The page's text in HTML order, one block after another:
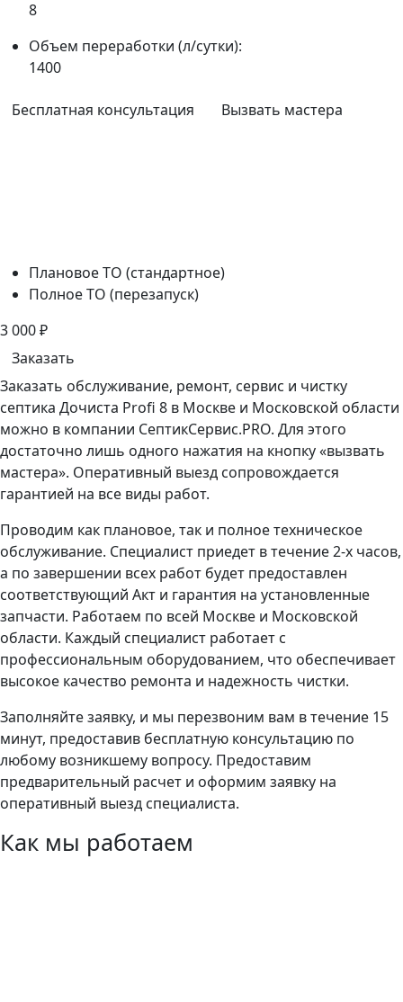
8
Объем переработки (л/сутки):
1400
Бесплатная консультация Вызвать мастера
Плановое ТО (стандартное)
Полное ТО (перезапуск)
3 000₽
Заказать
Заказать обслуживание, ремонт, сервис и чистку
септика Дочиста Profi 8 в Москве и Московской области
можно в компании СептикСервис.PRO. Для этого
достаточно лишь одного нажатия на кнопку «вызвать
мастера». Оперативный выезд сопровождается
гарантией на все виды работ.
Проводим как плановое, так и полное техническое
обслуживание. Специалист приедет в течение 2-х часов,
а по завершении всех работ будет предоставлен
соответствующий Акт и гарантия на установленные
запчасти. Работаем по всей Москве и Московской
области. Каждый специалист работает с
профессиональным оборудованием, что обеспечивает
высокое качество ремонта и надежность чистки.
Заполняйте заявку, и мы перезвоним вам в течение 15
минут, предоставив бесплатную консультацию по
любому возникшему вопросу. Предоставим
предварительный расчет и оформим заявку на
оперативный выезд специалиста.
Как мы работаем